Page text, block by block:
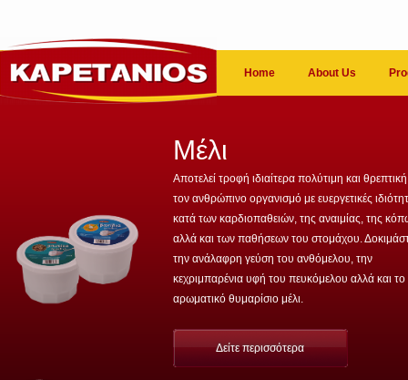
Home About Us
Μέλι
Αποτελεί τροφή ιδιαίτερα πολύτιμη και θρεπτική
τον ανθρώπινο οργανισμό με ευεργετικές
κατά των καρδιοπαθειών, της αναιμίας, της
αλλά και των παθήσεων του στομάχου.
την ανάλαφρη γεύση του ανθόμελου, την
κεχριμπαρένια υφή του πευκόμελου αλλά και το
αρωματικό θυμαρίσιο μέλι.
Δείτε περισσότερα